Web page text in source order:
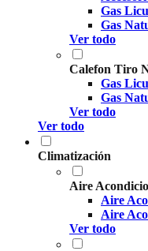
Gas
Gas
Ver todo
Calefon Tiro
Gas
Gas
Ver todo
Ver todo
Climatización
Aire
Aire
Aire
Ver todo